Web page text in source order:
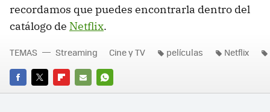
recordamos que puedes encontrarla dentro del
catálogo de Netflix.
FACEBOOK
TWITTERFLIPBOARD
E-
WHATSAPP
TEMAS Streaming Cine y TV películas Netflix